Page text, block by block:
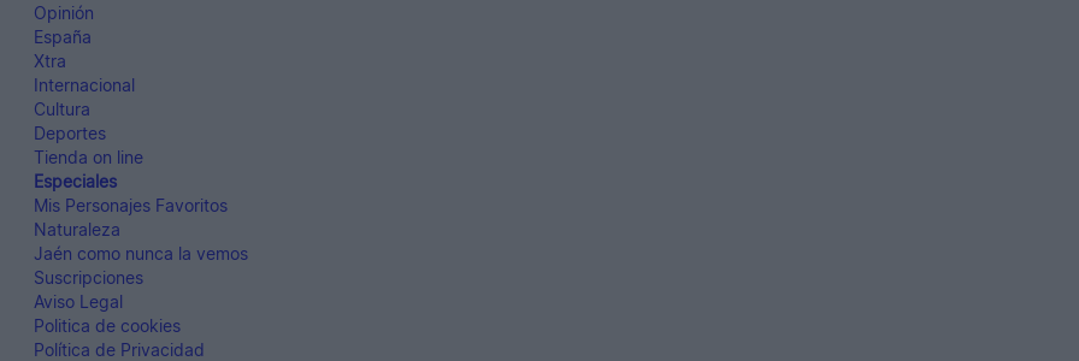
Opinión
España
Xtra
Internacional
Cultura
Deportes
Tienda on line
Especiales
Mis Personajes Favoritos
Naturaleza
Jaén como nunca la vemos
Suscripciones
Aviso Legal
Politica de cookies
Política de Privacidad